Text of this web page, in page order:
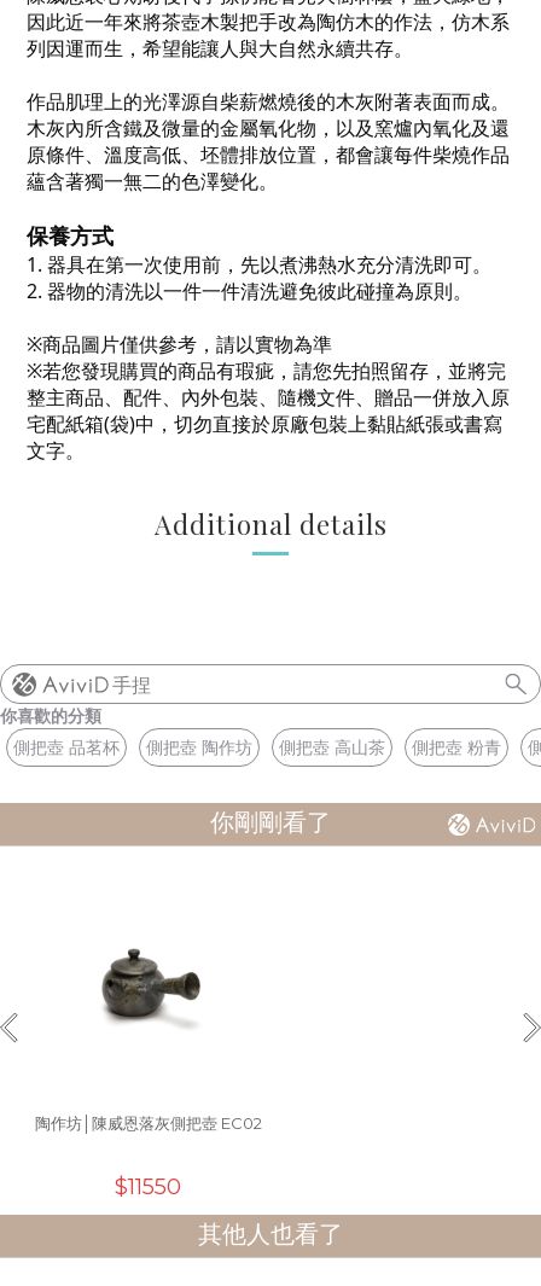
因此近一年來將茶壺木製把手改為陶仿木的作法，仿木系
列因運而生，希望能讓人與大自然永續共存。
作品肌理上的光澤源自柴薪燃燒後的木灰附著表面而成。
木灰內所含鐵及微量的金屬氧化物，以及窯爐內氧化及還
原條件、溫度高低、坯體排放位置，都會讓每件柴燒作品
蘊含著獨一無二的色澤變化。
保養方式
1. 器具在第一次使用前，先以煮沸熱水充分清洗即可。
2. 器物的清洗以一件一件清洗避免彼此碰撞為原則。
※商品圖片僅供參考，請以實物為準
※若您發現購買的商品有瑕疵，請您先拍照留存，並將完
整主商品、配件、內外包裝、隨機文件、贈品一併放入原
宅配紙箱(袋)中，切勿直接於原廠包裝上黏貼紙張或書寫
文字。
Additional details
手捏
你喜歡的分類
側把壺 品茗杯
側把壺 陶作坊 側把壺 高山茶 側把壺 粉青
你剛剛看了
陶作坊│陳威恩落灰側把壺 EC02
$11550
其他人也看了